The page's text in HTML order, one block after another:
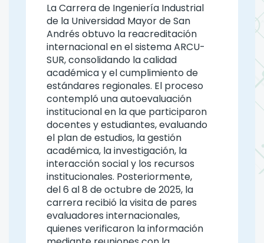
La Carrera de Ingeniería Industrial
de la Universidad Mayor de San
Andrés obtuvo la reacreditación
internacional en el sistema ARCU-
SUR, consolidando la calidad
académica y el cumplimiento de
estándares regionales. El proceso
contempló una autoevaluación
institucional en la que participaron
docentes y estudiantes, evaluando
el plan de estudios, la gestión
académica, la investigación, la
interacción social y los recursos
institucionales. Posteriormente,
del 6 al 8 de octubre de 2025, la
carrera recibió la visita de pares
evaluadores internacionales,
quienes verificaron la información